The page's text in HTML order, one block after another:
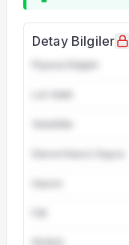
Detay Bilgiler